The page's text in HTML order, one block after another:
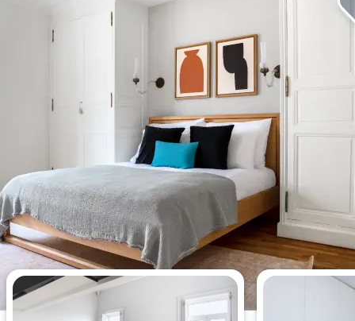
Os apartamentos de 2 quartos
mais vistos desta semana.